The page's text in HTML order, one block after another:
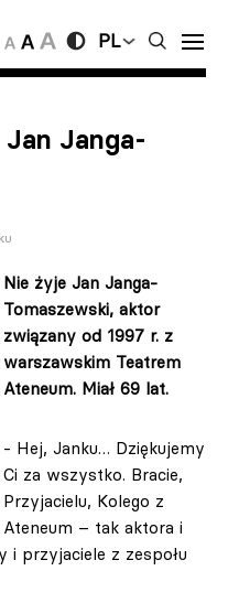
PL
Janga-
Nie żyje Jan Janga-
Tomaszewski, aktor
związany od 1997 r. z
warszawskim Teatrem
Ateneum. Miał 69 lat.
- Hej, Janku… Dziękujemy
Ci za wszystko. Bracie,
Przyjacielu, Kolego z
Ateneum – tak aktora i
i przyjaciele z zespołu